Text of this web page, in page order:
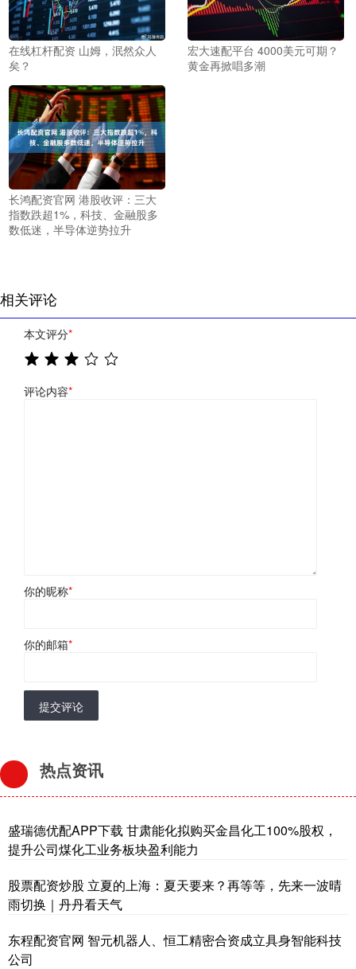
在线杠杆配资 山姆，泯然众人
矣？
宏大速配平台 4000美元可期？
黄金再掀唱多潮
长鸿配资官网 港股收评：三大
指数跌超1%，科技、金融股多
数低迷，半导体逆势拉升
相关评论
本文评分*
评论内容*
你的昵称*
你的邮箱*
提交评论
热点资讯
盛瑞德优配APP下载 甘肃能化拟购买金昌化工100%股权，
提升公司煤化工业务板块盈利能力
股票配资炒股 立夏的上海：夏天要来？再等等，先来一波晴
雨切换｜丹丹看天气
东程配资官网 智元机器人、恒工精密合资成立具身智能科技
公司